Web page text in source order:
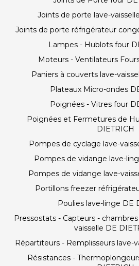
Joints de porte lave-
Joints de porte réfrigérateur
Lampes - Hublots four
Moteurs - Ventilateurs
Paniers à couverts lave-
Plateaux Micro-ondes
Poignées - Vitres four
Poignées et Fermetures de
DIETRICH
Pompes de cyclage lave-
Pompes de vidange lave-
Pompes de vidange lave-
Portillons freezer
Poulies lave-linge DE
Pressostats - Capteurs -
vaisselle DE
Répartiteurs - Remplisseurs lave-
Résistances -